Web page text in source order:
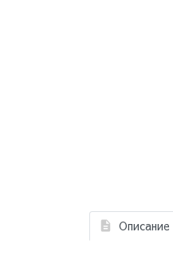
Описание